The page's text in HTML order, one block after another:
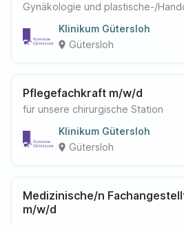
Gynäkologie und plastische-/
Klinikum Gütersloh
place Gütersloh
Pflegefachkraft m/w/d
für unsere chirurgische Station
Klinikum Gütersloh
place Gütersloh
Medizinische/n
m/w/d